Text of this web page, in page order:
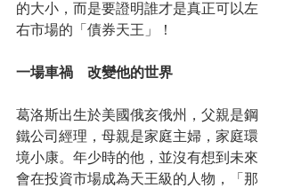
的大小，而是要證明誰才是真正可以左
右市場的「債券天王」！
一場車禍　改變他的世界
葛洛斯出生於美國俄亥俄州，父親是鋼
鐵公司經理，母親是家庭主婦，家庭環
境小康。年少時的他，並沒有想到未來
會在投資市場成為天王級的人物，「那